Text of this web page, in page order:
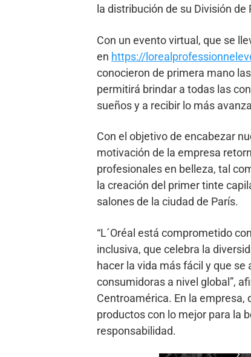
la distribución de su División
Con un evento virtual, que se
en https://
conocieron de primera mano
permitirá brindar a todas las
sueños y a recibir lo más
Con el objetivo de encabezar
motivación de la empresa
profesionales en belleza, tal
la creación del primer tinte
salones de la ciudad de París.
“L´Oréal está comprometido
inclusiva, que celebra la
hacer la vida más fácil y que
consumidoras a nivel global”,
Centroamérica. En la empresa,
productos con lo mejor para la
responsabilidad.